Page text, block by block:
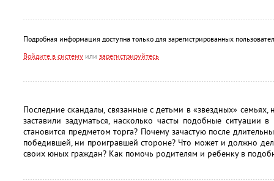
Подробная информация доступна только для зарегистрированных
Войдите в систему или зарегистрируйтесь
Последние скандалы, связанные с детьми в «звездных» семьях,
заставили задуматься, насколько часты подобные ситуации
становится предметом торга? Почему зачастую после
победившей, ни проигравшей стороне? Что может и должно
своих юных граждан? Как помочь родителям и ребенку в